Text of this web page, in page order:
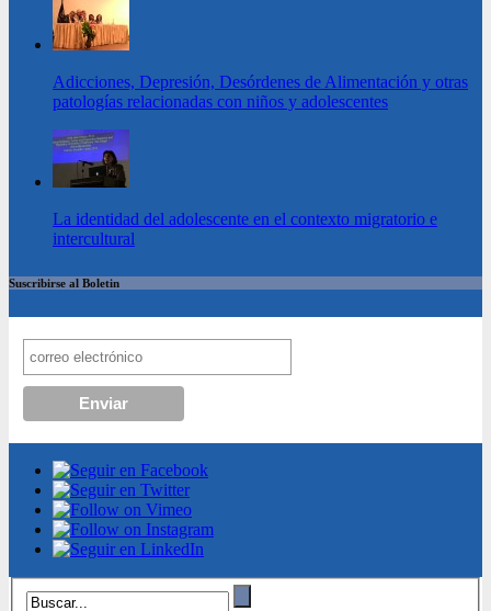
Adicciones, Depresión, Desórdenes de Alimentación y otras
patologías relacionadas con niños y adolescentes
La identidad del adolescente en el contexto migratorio e
intercultural
Suscribirse al Boletin